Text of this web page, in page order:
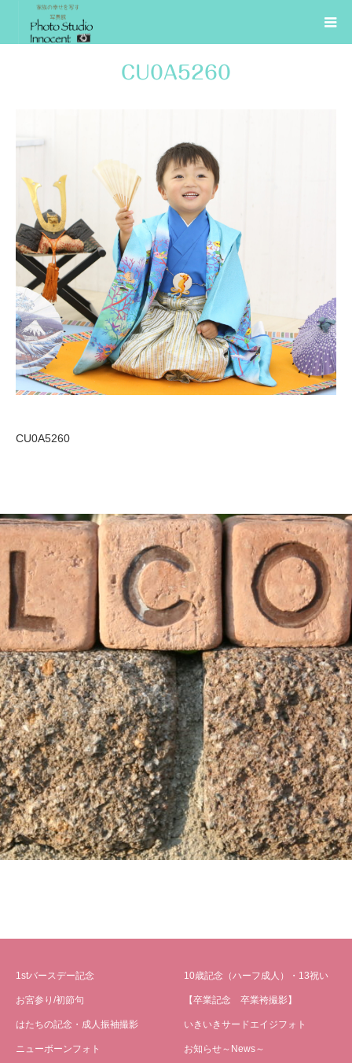
CU0A5260
CU0A5260
1stバースデー記念
お宮参り/初節句
はたちの記念・成人振袖撮影
ニューボーンフォト
10歳記念（ハーフ成人）・13祝い
【卒業記念 卒業袴撮影】
いきいきサードエイジフォト
お知らせ～News～